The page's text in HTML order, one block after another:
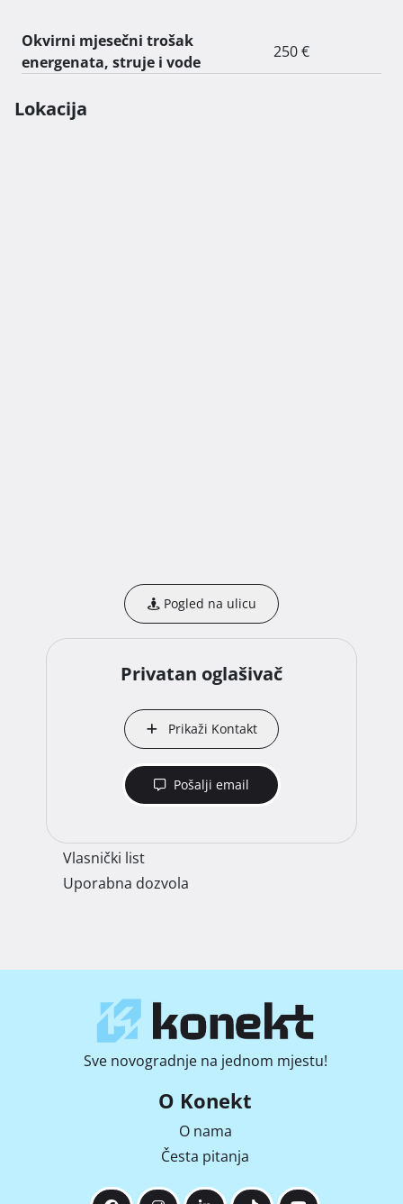
Okvirni mjesečni trošak
energenata, struje i vode
250 €
Lokacija
Pogled na ulicu
Privatan oglašivač
Prikaži Kontakt
Pošalji email
Vlasnički list
Uporabna dozvola
Sve novogradnje na jednom mjestu!
O Konekt
O nama
Česta pitanja